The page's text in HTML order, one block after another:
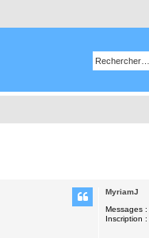
MyriamJ
Messages :
Inscription :